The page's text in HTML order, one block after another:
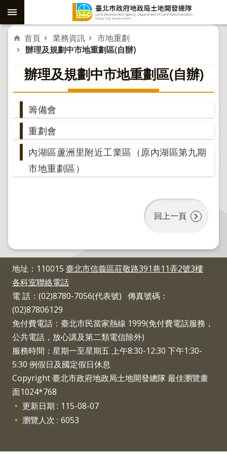
跳到主要內容區塊
進
階
尋
社
島
劃
逕
為
分
割
圖
籍
成
果
供
應
檔
案
應
用
府
首頁 業務資訊
市地重劃
辦理及規劃中市地重劃區(自辦)
辦理及規劃中市地重劃區(自辦)
籌備會
重劃會
內湖區蘆洲里附近工業區（原內湖區第九期
市地重劃區）
回上一頁
地址：110015 臺北市信義區莊敬路391巷11弄2號3樓
各科室聯絡電話
電 話：(02)8780-7056(代表號) 傳真號碼：
(02)87806129
免付費電話：臺北市民當家熱線 1999(免付費電話服務，
公共電話，放心講及第二類電信除外)
服務時間：星期一至星期五 上午8:30-12:30 下午1:30-
5:30 例假日及國定假日休息
Copyright 臺北市政府地政局土地開發總隊 最佳瀏覽畫
面1024*768
更新日期
115-08-07
瀏覽人次 6053